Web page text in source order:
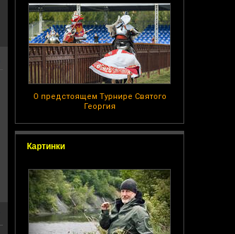
О предстоящем Турнире Святого
Георгия
Картинки